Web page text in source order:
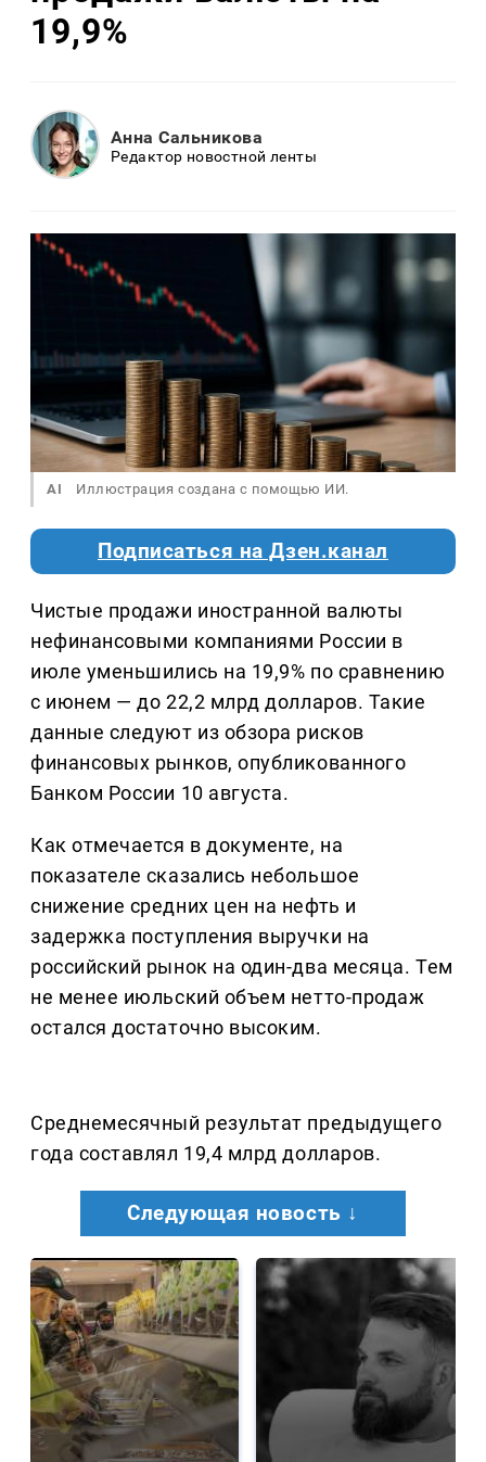
19,9%
Анна Сальникова
Редактор новостной ленты
AI Иллюстрация создана с помощью ИИ.
Подписаться на Дзен.канал
Чистые продажи иностранной валюты
нефинансовыми компаниями России в
июле уменьшились на 19,9% по сравнению
с июнем — до 22,2 млрд долларов. Такие
данные следуют из обзора рисков
финансовых рынков, опубликованного
Банком России 10 августа.
Как отмечается в документе, на
показателе сказались небольшое
снижение средних цен на нефть и
задержка поступления выручки на
российский рынок на один-два месяца. Тем
не менее июльский объем нетто-продаж
остался достаточно высоким.
Среднемесячный результат предыдущего
года составлял 19,4 млрд долларов.
Следующая новость ↓